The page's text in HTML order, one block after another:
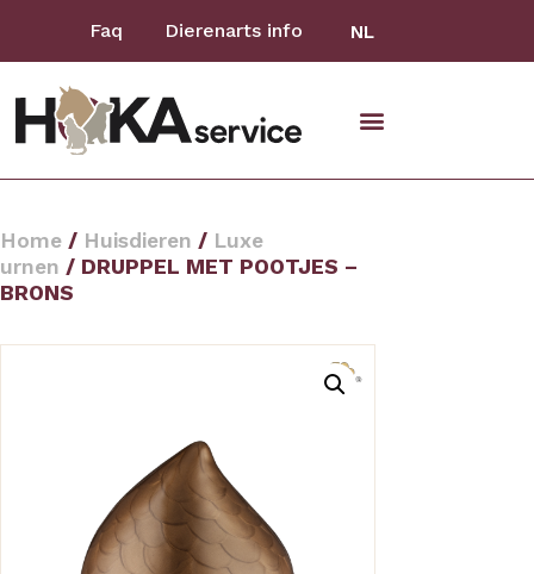
Faq Dierenarts info NL
Home / Huisdieren / Luxe
urnen / DRUPPEL MET POOTJES –
BRONS